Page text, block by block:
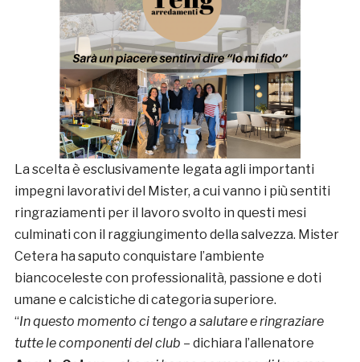
La scelta è esclusivamente legata agli importanti
impegni lavorativi del Mister, a cui vanno i più sentiti
ringraziamenti per il lavoro svolto in questi mesi
culminati con il raggiungimento della salvezza. Mister
Cetera ha saputo conquistare l’ambiente
biancoceleste con professionalità, passione e doti
umane e calcistiche di categoria superiore.
“In questo momento ci tengo a salutare e ringraziare
tutte le componenti del club – dichiara l’allenatore